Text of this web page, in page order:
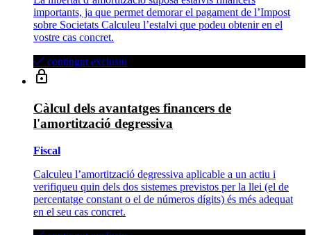
importants, ja que permet demorar el pagament de l’Impost
sobre Societats Calculeu l’estalvi que podeu obtenir en el
vostre cas concret.
contingut exclusiu
Càlcul dels avantatges financers de
l'amortització degressiva
Fiscal
Calculeu l’amortització degressiva aplicable a un actiu i
verifiqueu quin dels dos sistemes previstos per la llei (el de
percentatge constant o el de números dígits) és més adequat
en el seu cas concret.